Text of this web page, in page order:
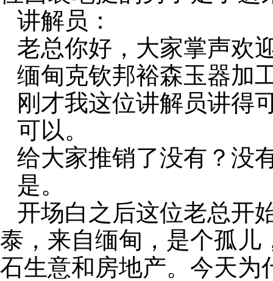
讲解员：
老总你好，大家掌声欢
缅甸克钦邦裕森玉器加
刚才我这位讲解员讲得
可以。
给大家推销了没有？没
是。
开场白之后这位老总
泰，来自缅甸，是个孤儿
石生意和房地产。今天为